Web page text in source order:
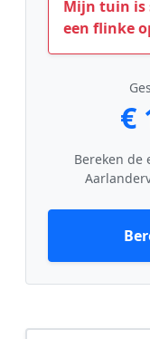
Mijn tuin is
een flinke
€
Bereken de